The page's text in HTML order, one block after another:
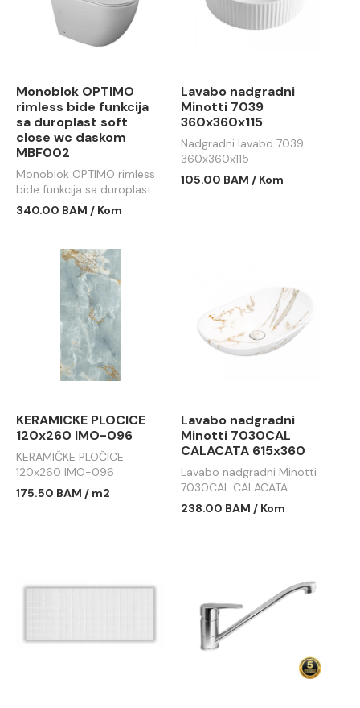
Monoblok OPTIMO
rimless bide funkcija
sa duroplast soft
close wc daskom
MBF002
Monoblok OPTIMO rimless
bide funkcija sa duroplast
soft close wc daskom
340.00 BAM / Kom
Lavabo nadgradni
Minotti 7039
360x360x115
Nadgradni lavabo 7039
360x360x115
105.00 BAM / Kom
KERAMICKE PLOCICE
120x260 IMO-096
KERAMIČKE PLOČICE
120x260 IMO-096
175.50 BAM / m2
Lavabo nadgradni
Minotti 7030CAL
CALACATA 615x360
Lavabo nadgradni Minotti
7030CAL CALACATA
615x360
238.00 BAM / Kom